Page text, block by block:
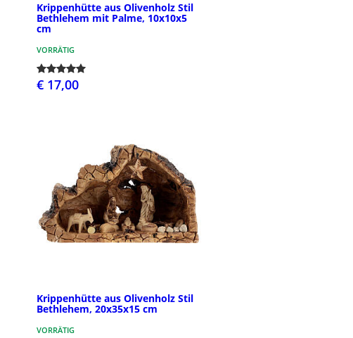
Krippenhütte aus Olivenholz Stil
Bethlehem mit Palme, 10x10x5
cm
VORRÄTIG
€ 17,00
Krippenhütte aus Olivenholz Stil
Bethlehem, 20x35x15 cm
VORRÄTIG